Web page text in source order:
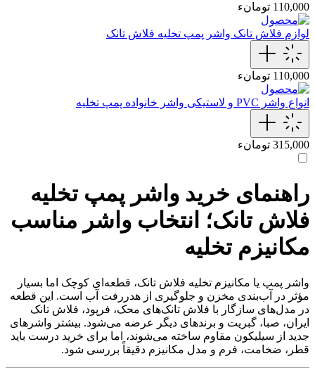
110,000 تومانء
لوازم فلاش تانک واشر پمپ تخلیه فلاش تانک
110,000 تومانء
انواع واشر PVC و لاستیکی واشر خانواده پمپ تخلیه
315,000 تومانء
راهنمای خرید واشر پمپ تخلیه
فلاش تانک؛ انتخاب واشر مناسب
مکانیزم تخلیه
واشر پمپ یا مکانیزم تخلیه فلاش تانک، قطعه‌ای کوچک اما بسیار
مؤثر در آب‌بندی مخزن و جلوگیری از هدررفت آب است. این قطعه
در مدل‌های سازگار با فلاش تانک‌های محک، فرپود، فلاش تانک
ایران، صبا، گبریت و برندهای دیگر عرضه می‌شود. بیشتر واشرهای
جدید از سیلیکون مقاوم ساخته می‌شوند، اما برای خرید درست باید
قطر، ضخامت، فرم و مدل مکانیزم دقیقاً بررسی شود.